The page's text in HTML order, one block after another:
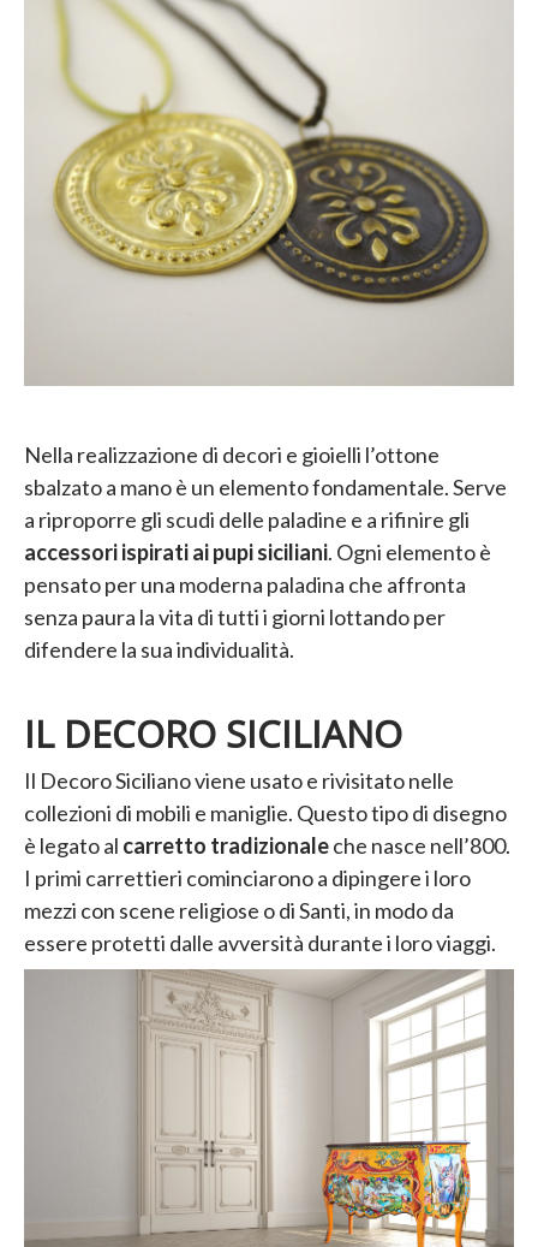
Nella realizzazione di decori e gioielli l’ottone
sbalzato a mano è un elemento fondamentale. Serve
a riproporre gli scudi delle paladine e a rifinire gli
accessori ispirati ai pupi siciliani. Ogni elemento è
pensato per una moderna paladina che affronta
senza paura la vita di tutti i giorni lottando per
difendere la sua individualità.
IL DECORO SICILIANO
Il Decoro Siciliano viene usato e rivisitato nelle
collezioni di mobili e maniglie. Questo tipo di disegno
è legato al carretto tradizionaleche nasce nell’800.
I primi carrettieri cominciarono a dipingere i loro
mezzi con scene religiose o di Santi, in modo da
essere protetti dalle avversità durante i loro viaggi.